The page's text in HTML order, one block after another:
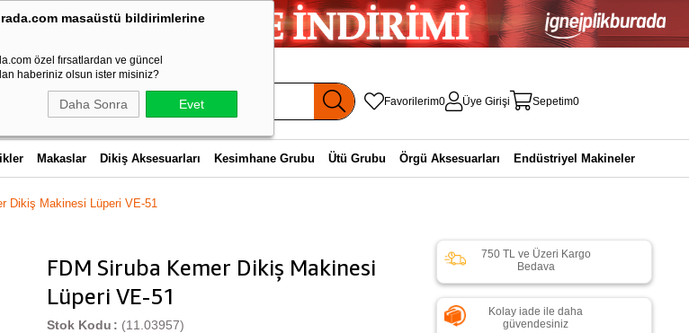
masaüstü bildirimlerine
özel fırsatlardan ve güncel
haberiniz olsun ister misiniz?
Daha Sonra Evet Favorilerim0 Üye Girişi Sepetim0
Makaslar Dikiş Aksesuarları Kesimhane Grubu Ütü Grubu Örgü Aksesuarları Endüstriyel Makineler
Dikiş Makinesi Lüperi VE-51
FDM Siruba Kemer Dikiş Makinesi
Lüperi VE-51
(11.03957)
Stok Kodu
750 TL ve Üzeri Kargo
Bedava
Kolay iade ile daha
güvendesiniz